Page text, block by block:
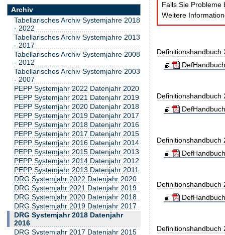
Falls Sie Probleme
Weitere
Definitionshandbuch
Definitionshandbuch
Definitionshandbuch
Definitionshandbuch
Definitionshandbuch
Archiv
Tabellarisches Archiv Systemjahre 2018
- 2022
Tabellarisches Archiv Systemjahre 2013
- 2017
Tabellarisches Archiv Systemjahre 2008
- 2012
Tabellarisches Archiv Systemjahre 2003
- 2007
PEPP Systemjahr 2022 Datenjahr 2020
PEPP Systemjahr 2021 Datenjahr 2019
PEPP Systemjahr 2020 Datenjahr 2018
PEPP Systemjahr 2019 Datenjahr 2017
PEPP Systemjahr 2018 Datenjahr 2016
PEPP Systemjahr 2017 Datenjahr 2015
PEPP Systemjahr 2016 Datenjahr 2014
PEPP Systemjahr 2015 Datenjahr 2013
PEPP Systemjahr 2014 Datenjahr 2012
PEPP Systemjahr 2013 Datenjahr 2011
DRG Systemjahr 2022 Datenjahr 2020
DRG Systemjahr 2021 Datenjahr 2019
DRG Systemjahr 2020 Datenjahr 2018
DRG Systemjahr 2019 Datenjahr 2017
DRG Systemjahr 2018 Datenjahr
2016
DRG Systemjahr 2017 Datenjahr 2015